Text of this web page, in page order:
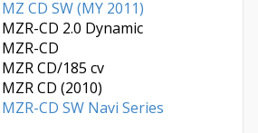
CD SW (MY 2011)
CD 2.0 Dynamic
CD
CD/185 cv
CD (2010)
CD SW Navi Series